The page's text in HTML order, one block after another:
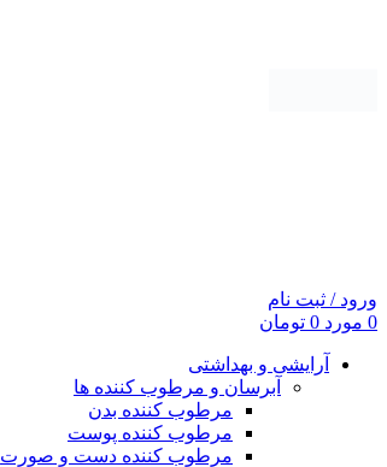
ورود / ثبت نام
0 مورد 0 تومان
آرایشی و بهداشتی
آبرسان و مرطوب کننده ها
مرطوب کننده بدن
مرطوب کننده پوست
مرطوب کننده دست و صورت